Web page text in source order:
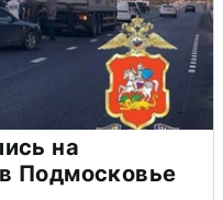
на
Подмосковье